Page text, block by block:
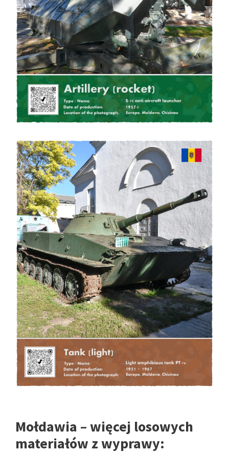
Mołdawia – więcej losowych
materiałów z wyprawy: